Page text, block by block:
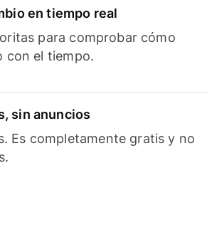
en tiempo real
para comprobar cómo
con el tiempo.
sin anuncios
Es completamente gratis y no